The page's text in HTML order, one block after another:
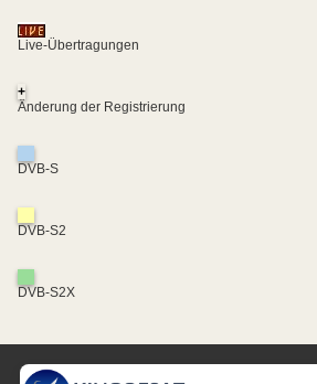
Live-Übertragungen
+
Änderung der Registrierung
DVB-S
DVB-S2
DVB-S2X